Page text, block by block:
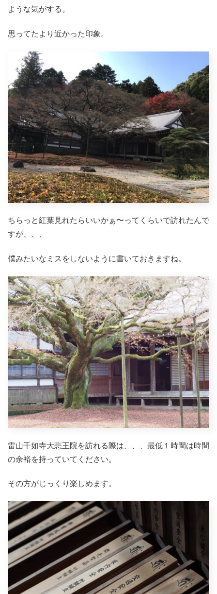
ような気がする。
思ってたより近かった印象。
ちらっと紅葉見れたらいいかぁ〜ってくらいで訪れたんで
すが、、、
僕みたいなミスをしないように書いておきますね。
雷山千如寺大悲王院を訪れる際は、、、最低１時間は時間
の余裕を持っていてください。
その方がじっくり楽しめます。